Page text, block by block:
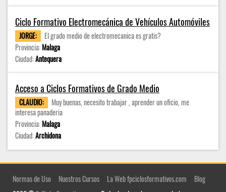
Ciclo Formativo Electromecánica de Vehículos Automóviles
JORGE:
El grado medio de electromecanica es gratis?
Provincia:Malaga
Ciudad:Antequera
Acceso a Ciclos Formativos de Grado Medio
CLAUDIO:
Muy buenas, necesito trabajar , aprender un oficio, me
interesa panaderia
Provincia:Malaga
Ciudad:Archidona
Normas de Uso Nuestros Cursos La Web fpciclosformativos.com
Blog